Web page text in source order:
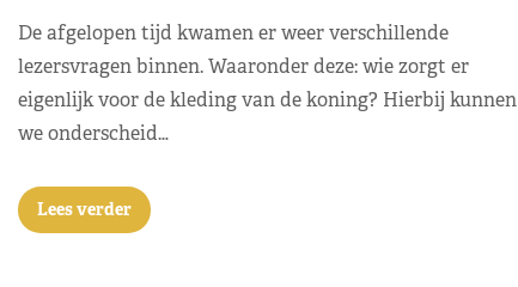
De afgelopen tijd kwamen er weer verschillende
lezersvragen binnen. Waaronder deze: wie zorgt er
eigenlijk voor de kleding van de koning? Hierbij kunnen
we onderscheid…
Lees verder